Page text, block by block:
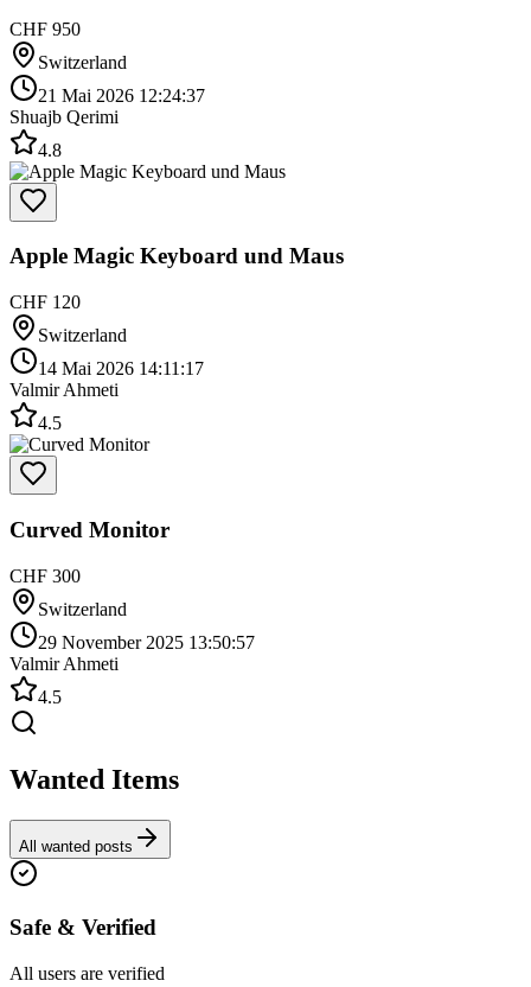
CHF 950
Switzerland
21 Mai 2026 12:24:37
Shuajb Qerimi
4.8
Apple Magic Keyboard und Maus
CHF 120
Switzerland
14 Mai 2026 14:11:17
Valmir Ahmeti
4.5
Curved Monitor
CHF 300
Switzerland
29 November 2025 13:50:57
Valmir Ahmeti
4.5
Wanted Items
All wanted posts
Safe & Verified
All users are verified